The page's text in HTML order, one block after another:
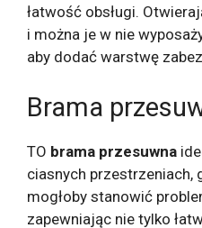
łatwość obsługi.
i można je w nie
aby dodać warstwę
Brama
TO brama przesuwna
ciasnych przestrzeniach,
mogłoby stanowić
zapewniając nie tylko